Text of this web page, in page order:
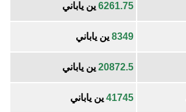
6261.75 ين ياباني
8349 ين ياباني
20872.5 ين ياباني
41745 ين ياباني